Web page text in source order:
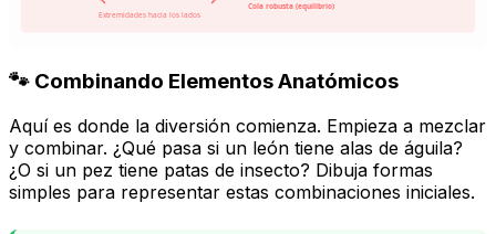
Cola robusta (equilibrio)
Extremidades hacia los lados
🐾 Combinando Elementos Anatómicos
Aquí es donde la diversión comienza. Empieza a mezclar
y combinar. ¿Qué pasa si un león tiene alas de águila?
¿O si un pez tiene patas de insecto? Dibuja formas
simples para representar estas combinaciones iniciales.